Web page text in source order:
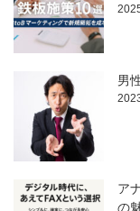
男
ア
の